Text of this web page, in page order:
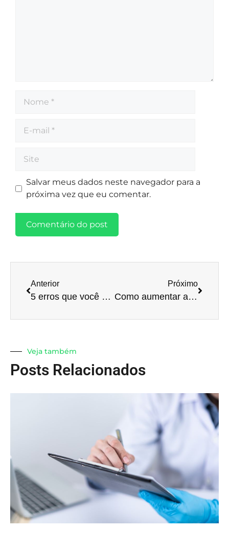
Salvar meus dados neste navegador para a
próxima vez que eu comentar.
Anterior
5 erros que você deve evitar na hora de começar um negócio
Próximo
Como aumentar a produtividade da sua empresa através da sua liderança? Parte Final
Veja também
Posts Relacionados